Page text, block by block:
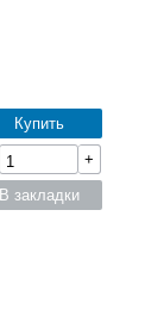
Купить
+
В закладки